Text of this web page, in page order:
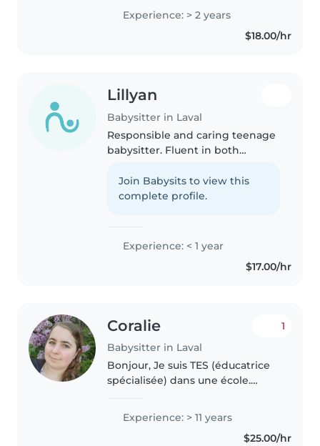
Créative et patiente, je propose
des activités ludiques et
éducatives comme le dessin..
Experience: > 2 years
$18.00/hr
Lillyan
Babysitter in Laval
Responsible and caring teenage
babysitter. Fluent in both
with pets and household chores.
Committed to providing a safe
Join Babysits to view this
complete profile.
Experience: < 1 year
$17.00/hr
Coralie
Babysitter in Laval
1
Bonjour, Je suis TES (éducatrice
spécialisée) dans une école.
avec eux et en prendre soin. Les
enfants m'aiment bien. J'ai une
grande expérience depuis..
Experience: > 11 years
$25.00/hr